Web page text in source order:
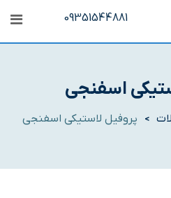
09351544881
اسفنجی
> پروفیل لاستیکی اسفنجی